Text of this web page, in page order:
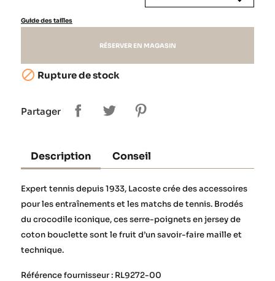
Guide des tailles
RÉSERVER EN MAGASIN
 Rupture de stock
Partager
Description Conseil
Expert tennis depuis 1933, Lacoste crée des accessoires
pour les entraînements et les matchs de tennis. Brodés
du crocodile iconique, ces serre-poignets en jersey de
coton bouclette sont le fruit d’un savoir-faire maille et
technique.
Référence fournisseur : RL9272-00